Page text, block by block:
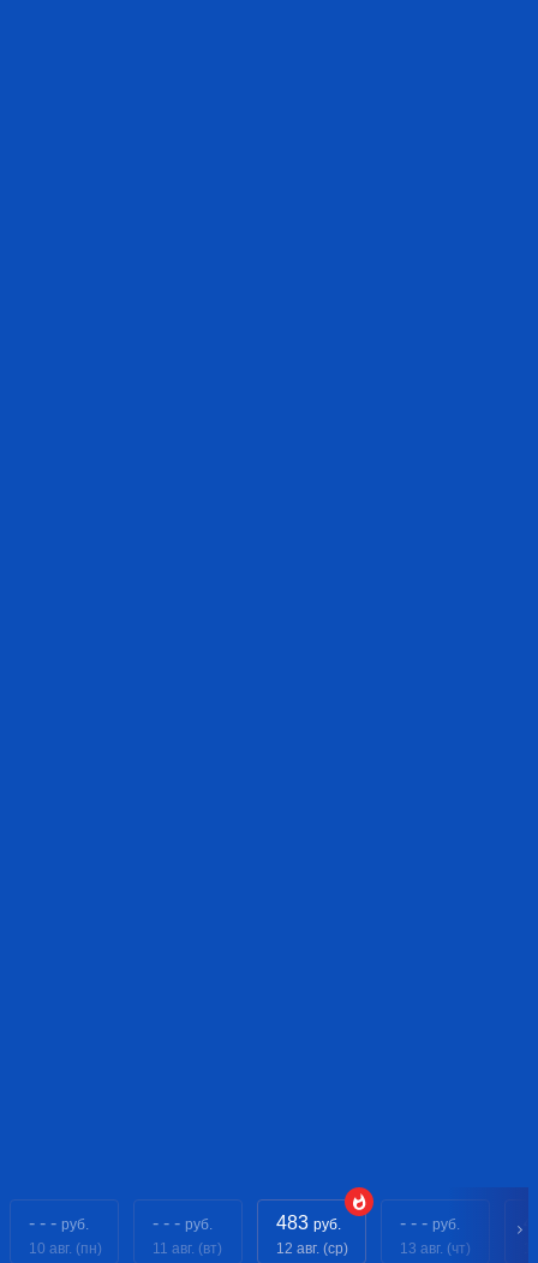
- - - руб.
10 авг. (пн)
- - - руб.
11 авг. (вт)
483 руб.
12 авг. (ср)
- - - руб.
13 авг. (чт)